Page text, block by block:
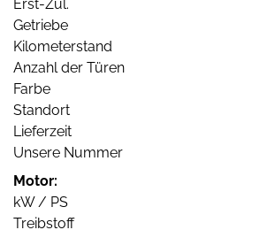
Erst-Zul.
Getriebe
Kilometerstand
Anzahl der Türen
Farbe
Standort
Lieferzeit
Unsere Nummer
Motor:
kW / PS
Treibstoff